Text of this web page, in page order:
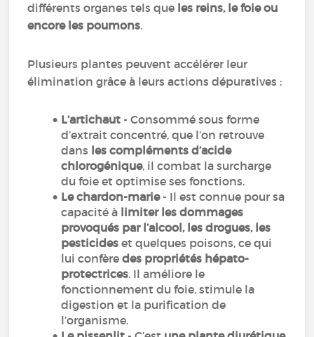
différents organes tels que les reins, le foie ou
encore les poumons.
Plusieurs plantes peuvent accélérer leur
élimination grâce à leurs actions dépuratives :
L’artichaut - Consommé sous forme
d’extrait concentré, que l’on retrouve
dans les compléments d’acide
chlorogénique, il combat la surcharge
du foie et optimise ses fonctions.
Le chardon-marie- Il est connue pour sa
capacité à limiter les dommages
provoqués par l’alcool, les drogues, les
pesticides et quelques poisons, ce qui
lui confère des propriétés hépato-
protectrices. Il améliore le
fonctionnement du foie, stimule la
digestion et la purification de
l’organisme.